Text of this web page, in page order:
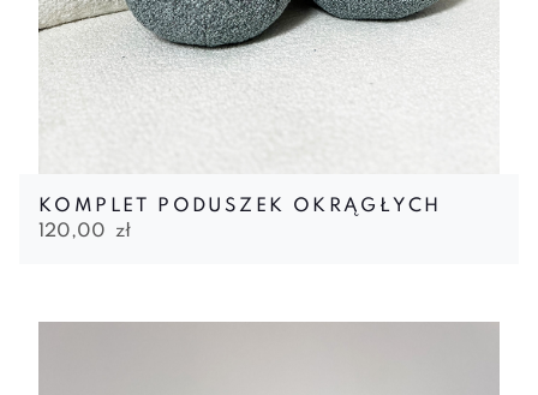
KOMPLET PODUSZEK OKRĄGŁYCH
120,00 zł